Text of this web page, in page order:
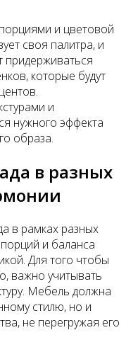
и цветовой
своя палитра, и
придерживаться
которые будут
и
нужного эффекта
образа.
в разных
в рамках разных
и баланса
Для того чтобы
важно учитывать
Мебель должна
стилю, но и
не перегружая его